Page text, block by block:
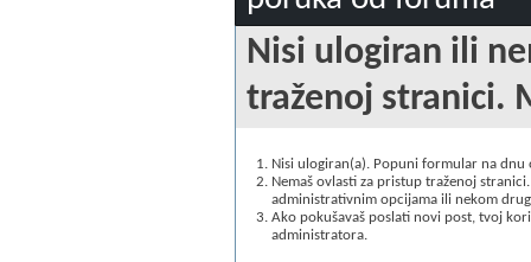
Nisi ulogiran ili
traženoj stranici.
Nisi ulogiran(a). Popuni formular na
Nemaš ovlasti za pristup traženoj
administrativnim opcijama ili nekom
Ako pokušavaš poslati novi post, tvoj
administratora.